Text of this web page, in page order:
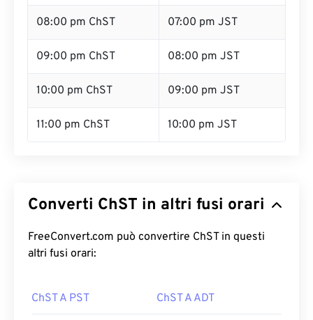
08:00 pm ChST 07:00 pm JST
09:00 pm ChST 08:00 pm JST
10:00 pm ChST 09:00 pm JST
11:00 pm ChST 10:00 pm JST
Converti ChST in altri fusi orari
FreeConvert.com può convertire ChST in questi
altri fusi orari:
ChST A PST ChST A ADT